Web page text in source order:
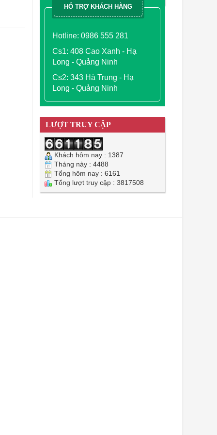
HỖ TRỢ KHÁCH HÀNG
Hotline: 0986 555 281
Cs1: 408 Cao Xanh - Hạ
Long - Quảng Ninh
Cs2: 343 Hà Trung - Hạ
Long - Quảng Ninh
LƯỢT TRUY CẬP
Khách hôm nay : 1387
Tháng này : 4488
Tổng hôm nay : 6161
Tổng lượt truy cập : 3817508